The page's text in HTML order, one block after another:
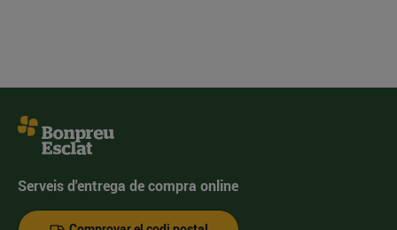
Serveis d'entrega de compra online